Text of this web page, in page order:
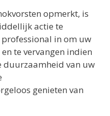
opmerkt, is
actie te
professional in om uw
te vervangen indien
duurzaamheid van uw
genieten van